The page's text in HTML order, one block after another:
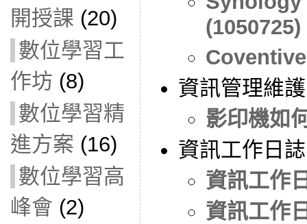
開授課 (20)
數位學習工
作坊 (8)
數位學習精
進方案 (16)
數位學習高
峰會 (2)
(1050725)
資訊管理維
影印機如
資訊工作日
資訊工作
資訊工作